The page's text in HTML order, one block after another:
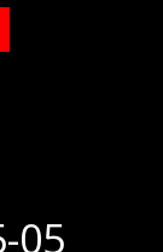
05